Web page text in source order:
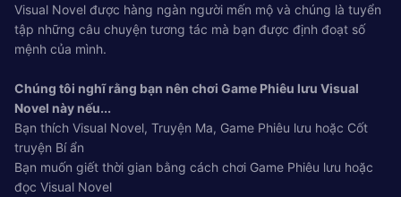
Visual Novel được hàng ngàn người mến mộ và chúng là tuyển
tập những câu chuyện tương tác mà bạn được định đoạt số
mệnh của mình.
Chúng tôi nghĩ rằng bạn nên chơi Game Phiêu lưu Visual
Novel này nếu...
Bạn thích Visual Novel, Truyện Ma, Game Phiêu lưu hoặc Cốt
truyện Bí ẩn
Bạn muốn giết thời gian bằng cách chơi Game Phiêu lưu hoặc
đọc Visual Novel